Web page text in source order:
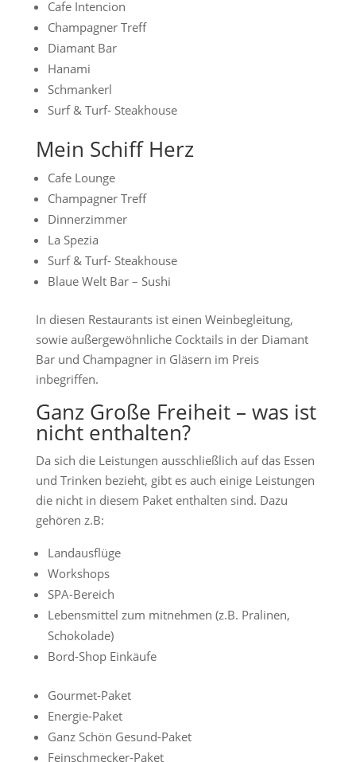
Cafe Intencion
Champagner Treff
Diamant Bar
Hanami
Schmankerl
Surf & Turf- Steakhouse
Mein Schiff Herz
Cafe Lounge
Champagner Treff
Dinnerzimmer
La Spezia
Surf & Turf- Steakhouse
Blaue Welt Bar – Sushi
In diesen Restaurants ist einen Weinbegleitung,
sowie außergewöhnliche Cocktails in der Diamant
Bar und Champagner in Gläsern im Preis
inbegriffen.
Ganz Große Freiheit – was ist
nicht enthalten?
Da sich die Leistungen ausschließlich auf das Essen
und Trinken bezieht, gibt es auch einige Leistungen
die nicht in diesem Paket enthalten sind. Dazu
gehören z.B:
Landausflüge
Workshops
SPA-Bereich
Lebensmittel zum mitnehmen (z.B. Pralinen,
Schokolade)
Bord-Shop Einkäufe
Gourmet-Paket
Energie-Paket
Ganz Schön Gesund-Paket
Feinschmecker-Paket